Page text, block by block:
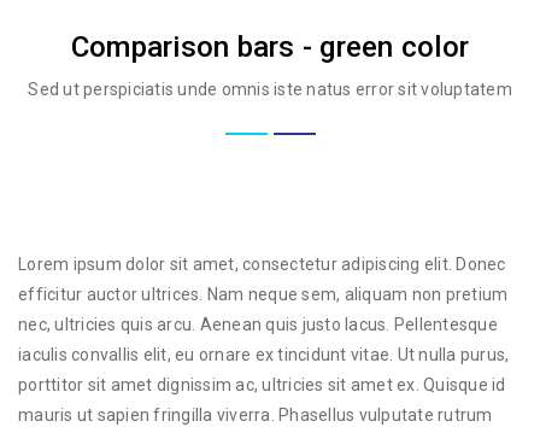
Comparison bars - green color
Sed ut perspiciatis unde omnis iste natus error sit voluptatem
Lorem ipsum dolor sit amet, consectetur adipiscing elit. Donec
efficitur auctor ultrices. Nam neque sem, aliquam non pretium
nec, ultricies quis arcu. Aenean quis justo lacus. Pellentesque
iaculis convallis elit, eu ornare ex tincidunt vitae. Ut nulla purus,
porttitor sit amet dignissim ac, ultricies sit amet ex. Quisque id
mauris ut sapien fringilla viverra. Phasellus vulputate rutrum